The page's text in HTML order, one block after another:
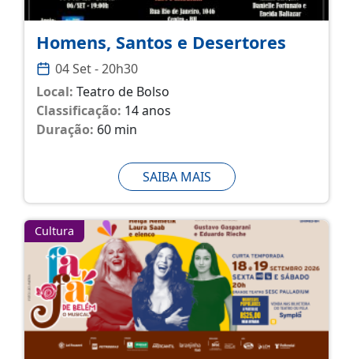
Homens, Santos e Desertores
04 Set - 20h30
Local: Teatro de Bolso
Classificação: 14 anos
Duração: 60 min
SAIBA MAIS
Cultura